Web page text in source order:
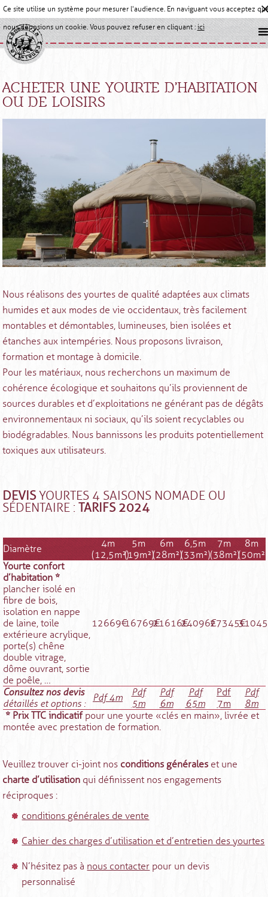
Ce site utilise un système pour mesurer l'audience. En naviguant vous acceptez
nous déposions un cookie. Vous pouvez refuser en cliquant :ici
ACHETER UNE YOURTE D’HABITATION
OU DE LOISIRS
Nous réalisons des yourtes de qualité adaptées aux climats
humides et aux modes de vie occidentaux, très facilement
montables et démontables, lumineuses, bien isolées et
étanches aux intempéries. Nous proposons livraison,
formation et montage à domicile.
Pour les matériaux, nous recherchons un maximum de
cohérence écologique et souhaitons qu’ils proviennent de
sources durables et d’exploitations ne générant pas de dégâts
environnementaux ni sociaux, qu’ils soient recyclables ou
biodégradables. Nous bannissons les produits potentiellement
toxiques aux utilisateurs.
DEVISYOURTES 4 SAISONS NOMADE OU
SÉDENTAIRE :TARIFS 2024
Diamètre
4m
(12,5m²)
5m
(19m²)
6m
(28m²)
6,5m
(33m²)
7m
(38m²)
8m
(50m²)
Yourte confort
d’habitation *
plancher isolé en
fibre de bois,
isolation en nappe
de laine, toile
extérieure acrylique,
porte(s) chêne
double vitrage,
dôme ouvrant, sortie
de poêle, …
12669€16769€21616€24096€27345€
Consultez nos devis
détaillés et options :
Pdf 4m
Pdf
5m
Pdf
6m
Pdf
65m
Pdf
7m
Pdf
8m
* Prix TTC indicatifpour une yourte « clés en main », livrée et
montée avec prestation de formation.
Veuillez trouver ci-joint nos conditions générales et une
charte d’utilisation qui définissent nos engagements
réciproques :
conditions générales de vente
Cahier des charges d’utilisation et d’entretien des yourtes
N’hésitez pas à nous contacter pour un devis
personnalisé